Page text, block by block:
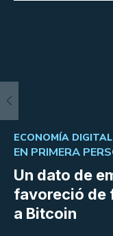
Un dato de
favoreció de
a Bitcoin
ECONOMÍA
EN PRIMERA